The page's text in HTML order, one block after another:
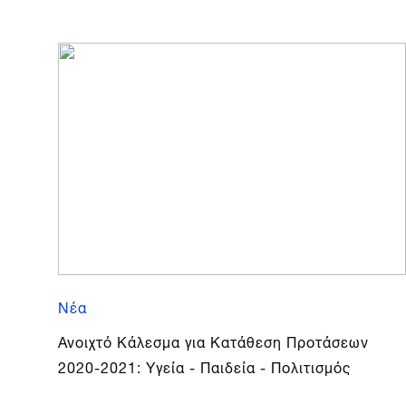
Νέα
Ανοιχτό Κάλεσμα για Κατάθεση Προτάσεων
2020-2021: Υγεία - Παιδεία - Πολιτισμός